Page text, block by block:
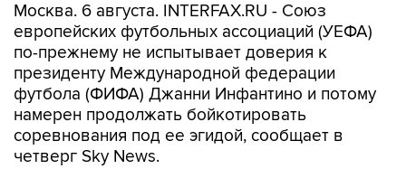
Москва. 6 августа. INTERFAX.RU - Союз
европейских футбольных ассоциаций (УЕФА)
по-прежнему не испытывает доверия к
президенту Международной федерации
футбола (ФИФА) Джанни Инфантино и потому
намерен продолжать бойкотировать
соревнования под ее эгидой, сообщает в
четверг Sky News.